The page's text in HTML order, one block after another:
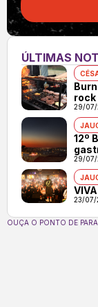
ÚLTIMAS
rock
29/07/
12º
29/07/
23/07/
OUÇA O PONTO DE